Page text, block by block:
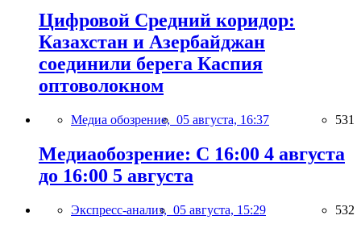
Цифровой Средний коридор:
Казахстан и Азербайджан
соединили берега Каспия
оптоволокном
Медиа обозрение, 05 августа, 16:37 531
Медиаобозрение: С 16:00 4 августа
до 16:00 5 августа
Экспресс-анализ, 05 августа, 15:29 532